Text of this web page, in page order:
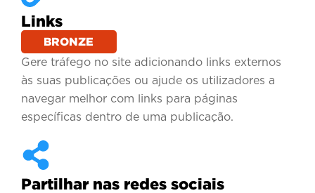
Links
BRONZE
Gere tráfego no site adicionando links externos
às suas publicações ou ajude os utilizadores a
navegar melhor com links para páginas
específicas dentro de uma publicação.
Partilhar nas redes sociais